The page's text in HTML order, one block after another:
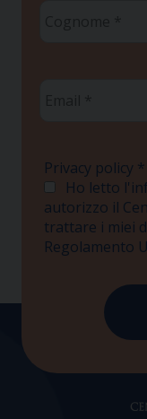
Privacy policy *
Ho letto
autorizzo il
trattare i miei
Regolamento